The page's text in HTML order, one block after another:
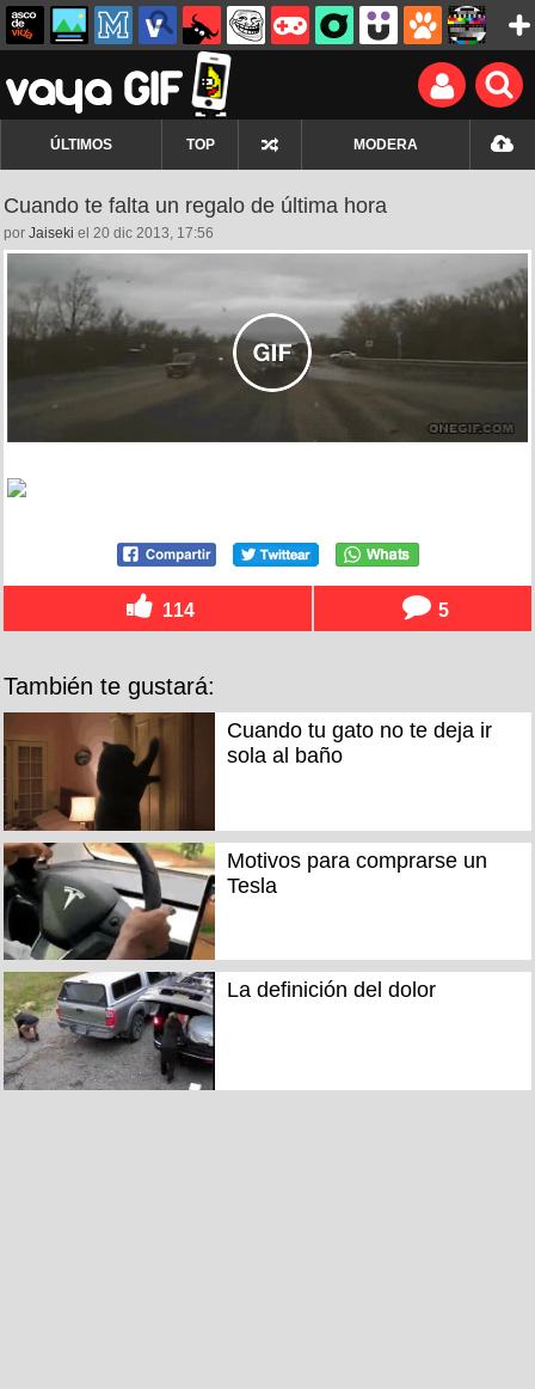
ÚLTIMOS TOP MODERA
Cuando te falta un regalo de última hora
por Jaiseki el 20 dic 2013, 17:56
114 5
También te gustará:
Cuando tu gato no te deja ir
sola al baño
Motivos para comprarse un
Tesla
La definición del dolor